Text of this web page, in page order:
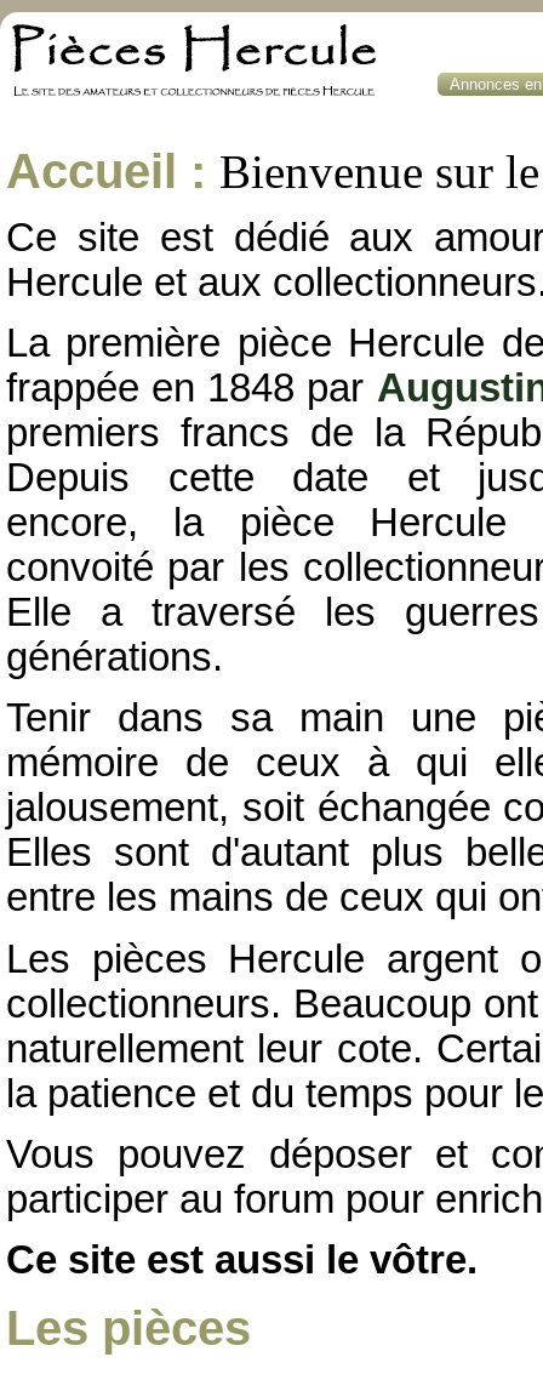
Annonces
Accueil : Bienvenue sur
Ce site est dédié aux
Hercule et aux
La première pièce Hercule
frappée en 1848 par
premiers francs de la
Depuis cette date et
encore, la pièce Hercule
convoité par les
Elle a traversé les
générations.
Tenir dans sa main une
mémoire de ceux à qui
jalousement, soit échangée
Elles sont d'autant plus
entre les mains de ceux qui
Les pièces Hercule argent
collectionneurs. Beaucoup
naturellement leur cote.
la patience et du temps pour
Vous pouvez déposer et
participer au forum pour
Ce site est aussi le vôtre.
Les pièces